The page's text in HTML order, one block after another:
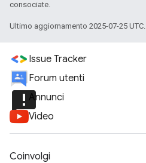
consociate.
Ultimo aggiornamento 2025-07-25 UTC.
Issue Tracker
Forum utenti
announcementAnnunci
Video
Coinvolgi